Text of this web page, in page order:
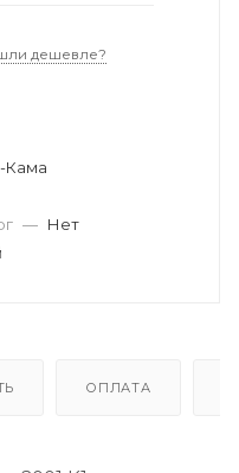
дешевле?
Кама
— Нет
ОПЛАТА